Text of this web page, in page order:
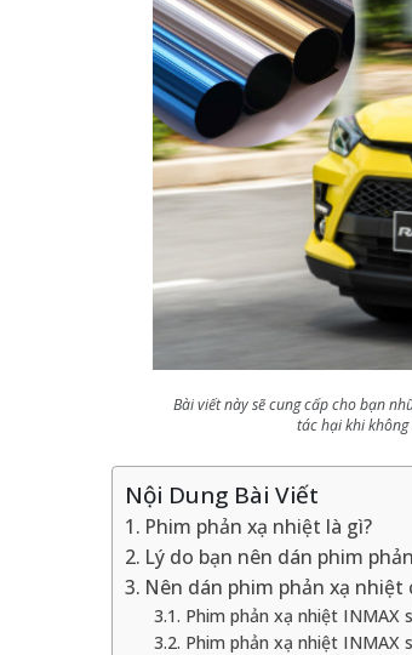
Bài viết này sẽ cung cấp cho bạn
tác hại khi
Nội Dung Bài Viết
1. Phim phản xạ nhiệt là gì?
2. Lý do bạn nên dán phim
3. Nên dán phim phản xạ nhiệt
3.1. Phim phản xạ nhiệt INMAX
3.2. Phim phản xạ nhiệt